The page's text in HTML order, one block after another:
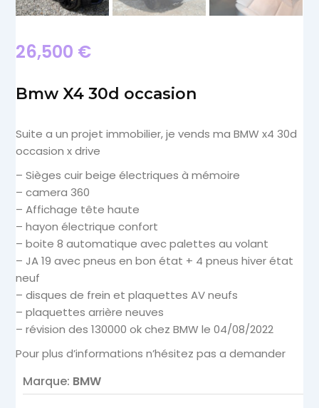
26,500 €
Bmw X4 30d occasion
Suite a un projet immobilier, je vends ma BMW x4 30d
occasion x drive
– Sièges cuir beige électriques à mémoire
– camera 360
– Affichage tête haute
– hayon électrique confort
– boite 8 automatique avec palettes au volant
– JA 19 avec pneus en bon état + 4 pneus hiver état
neuf
– disques de frein et plaquettes AV neufs
– plaquettes arrière neuves
– révision des 130000 ok chez BMW le 04/08/2022
Pour plus d’informations n’hésitez pas a demander
Marque: BMW